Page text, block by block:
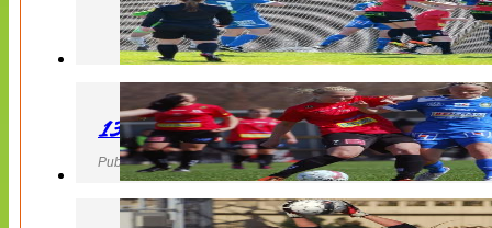
130427 LB 07 – QBIK
Publicerad 27 April 2013, 22:40